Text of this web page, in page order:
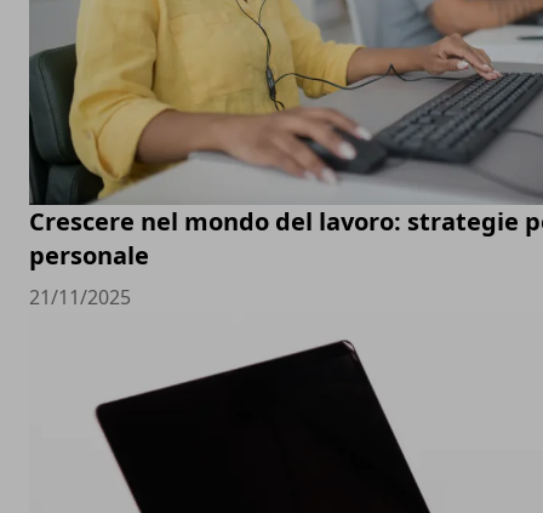
Crescere nel mondo del lavoro: strategie
personale
21/11/2025